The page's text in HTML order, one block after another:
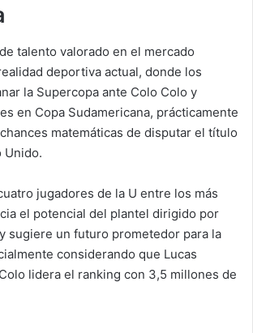
talento valorado en el mercado
deportiva actual, donde los
la Supercopa ante Colo Colo y
en Copa Sudamericana, prácticamente
matemáticas de disputar el título
Unido.
jugadores de la U entre los más
el potencial del plantel dirigido por
sugiere un futuro prometedor para la
considerando que Lucas
lidera el ranking con 3,5 millones de